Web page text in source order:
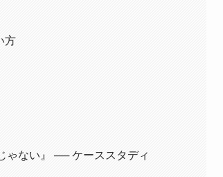
方
ゃない』 ── ケーススタディ